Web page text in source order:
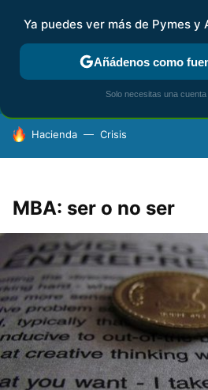
FISCALIDAD Y CONTABILIDAD
HOY SE HABLA DE
Hacienda Crisis
MBA: ser o no ser
Ya puedes ver más de Pymes y
Añádenos como
Solo necesitas una